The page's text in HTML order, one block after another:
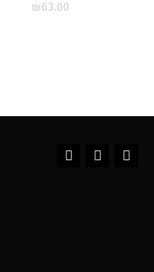
₪ 63.00